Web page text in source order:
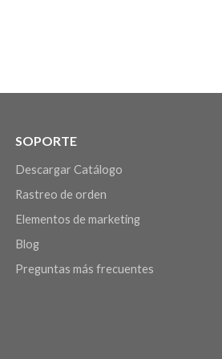
SOPORTE
Descargar Catálogo
Rastreo de orden
Elementos de marketing
Blog
Preguntas más frecuentes